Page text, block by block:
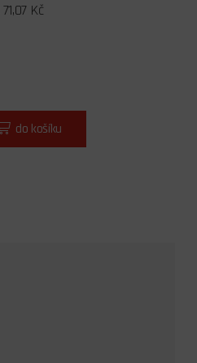
71,07 Kč
do košíku